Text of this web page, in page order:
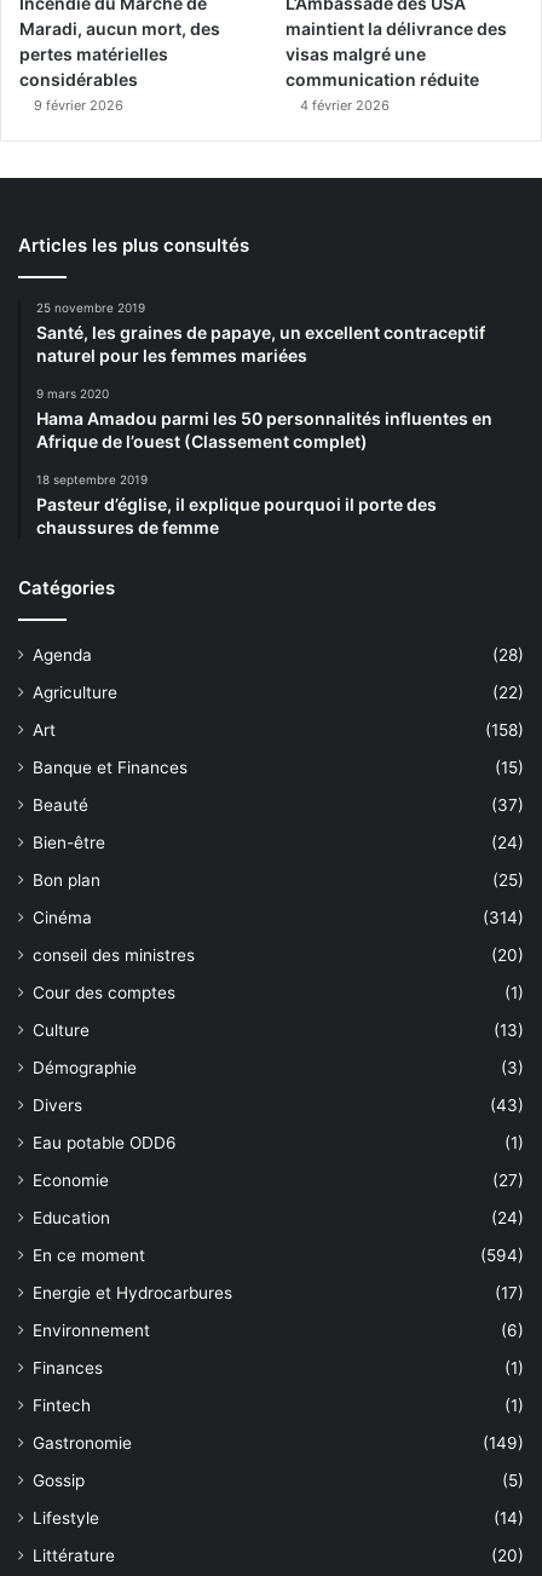
Maradi, aucun mort, des
pertes matérielles
considérables
9 février 2026
maintient la délivrance des
visas malgré une
communication réduite
4 février 2026
Articles les plus consultés
25 novembre 2019
Santé, les graines de papaye, un excellent contraceptif
naturel pour les femmes mariées
9 mars 2020
Hama Amadou parmi les 50 personnalités influentes en
Afrique de l’ouest (Classement complet)
18 septembre 2019
Pasteur d’église, il explique pourquoi il porte des
chaussures de femme
Catégories
Agenda
(28)
Agriculture
(22)
Art
(158)
Banque et Finances
(15)
Beauté
(37)
Bien-être
(24)
Bon plan
(25)
Cinéma
(314)
conseil des ministres
(20)
Cour des comptes
(1)
Culture
(13)
Démographie
(3)
Divers
(43)
Eau potable ODD6
(1)
Economie
(27)
Education
(24)
En ce moment
(594)
Energie et Hydrocarbures
(17)
Environnement
(6)
Finances
(1)
Fintech
(1)
Gastronomie
(149)
Gossip
(5)
Lifestyle
(14)
Littérature
(20)